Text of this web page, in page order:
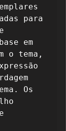
para
em
o tema,
Os